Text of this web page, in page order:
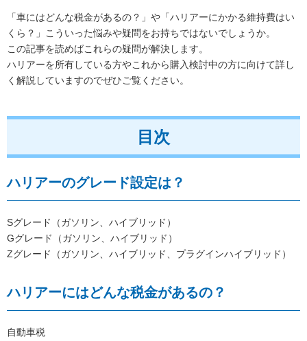
「車にはどんな税金があるの？」や「ハリアーにかかる維持費はい
くら？」こういった悩みや疑問をお持ちではないでしょうか。
この記事を読めばこれらの疑問が解決します。
ハリアーを所有している方やこれから購入検討中の方に向けて詳し
く解説していますのでぜひご覧ください。
目次
ハリアーのグレード設定は？
Sグレード（ガソリン、ハイブリッド）
Gグレード（ガソリン、ハイブリッド）
Zグレード（ガソリン、ハイブリッド、プラグインハイブリッド）
ハリアーにはどんな税金があるの？
自動車税